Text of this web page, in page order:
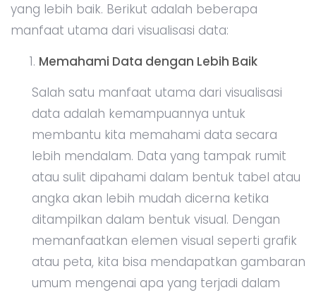
yang lebih baik. Berikut adalah beberapa
manfaat utama dari visualisasi data:
Memahami Data dengan Lebih Baik
Salah satu manfaat utama dari visualisasi
data adalah kemampuannya untuk
membantu kita memahami data secara
lebih mendalam. Data yang tampak rumit
atau sulit dipahami dalam bentuk tabel atau
angka akan lebih mudah dicerna ketika
ditampilkan dalam bentuk visual. Dengan
memanfaatkan elemen visual seperti grafik
atau peta, kita bisa mendapatkan gambaran
umum mengenai apa yang terjadi dalam